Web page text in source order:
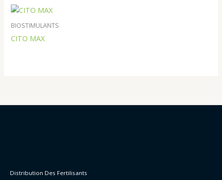
BIOSTIMULANTS
CITO MAX
Distribution Des Fertilisants